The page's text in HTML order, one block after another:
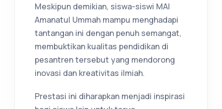
Meskipun demikian, siswa-siswi MAI
Amanatul Ummah mampu menghadapi
tantangan ini dengan penuh semangat,
membuktikan kualitas pendidikan di
pesantren tersebut yang mendorong
inovasi dan kreativitas ilmiah.
Prestasi ini diharapkan menjadi inspirasi